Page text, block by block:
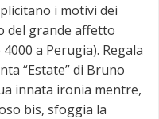
i motivi dei
del grande affetto
a Perugia). Regala
“Estate” di Bruno
innata ironia mentre,
bis, sfoggia la